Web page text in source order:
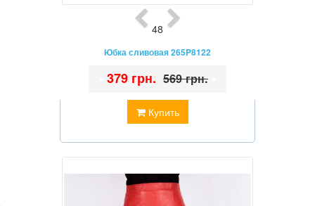
48
Юбка сливовая 265P8122
Купить
379 грн. 569 грн.